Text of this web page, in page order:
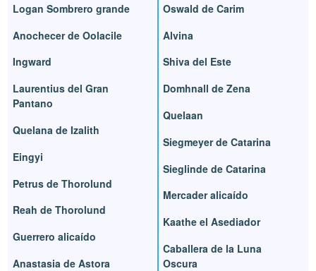
Logan Sombrero grande
Anochecer de Oolacile
Ingward
Laurentius del Gran
Pantano
Quelana de Izalith
Eingyi
Petrus de Thorolund
Reah de Thorolund
Guerrero alicaído
Anastasia de Astora
Oswald de Carim
Alvina
Shiva del Este
Domhnall de Zena
Quelaan
Siegmeyer de Catarina
Sieglinde de Catarina
Mercader alicaído
Kaathe el Asediador
Caballera de la Luna
Oscura